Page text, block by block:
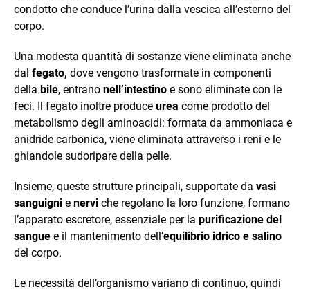
condotto che conduce l’urina dalla vescica all’esterno del
corpo.
Una modesta quantità di sostanze viene eliminata anche
dal fegato, dove vengono trasformate in componenti
della bile, entrano nell’intestino e sono eliminate con le
feci. Il fegato inoltre produce urea come prodotto del
metabolismo degli aminoacidi: formata da ammoniaca e
anidride carbonica, viene eliminata attraverso i reni e le
ghiandole sudoripare della pelle.
Insieme, queste strutture principali, supportate da vasi
sanguigni e nervi che regolano la loro funzione, formano
l’apparato escretore, essenziale per la purificazione del
sangue e il mantenimento dell’equilibrio idrico e salino
del corpo.
Le necessità dell’organismo variano di continuo, quindi